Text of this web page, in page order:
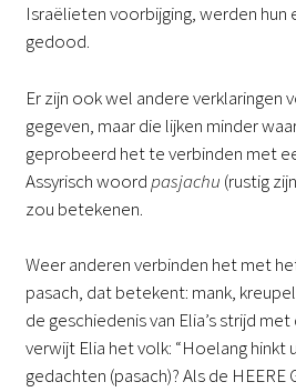
Israëlieten voorbijging, werden
gedood.
Er zijn ook wel andere verklaringen
gegeven, maar die lijken minder
geprobeerd het te verbinden met
Assyrisch woordpasjachu (rustig
zou betekenen.
Weer anderen verbinden het met
pasach, dat betekent: mank,
de geschiedenis van Elia’s strijd
verwijt Elia het volk: “Hoelang hinkt
gedachten (pasach)? Als de HEERE